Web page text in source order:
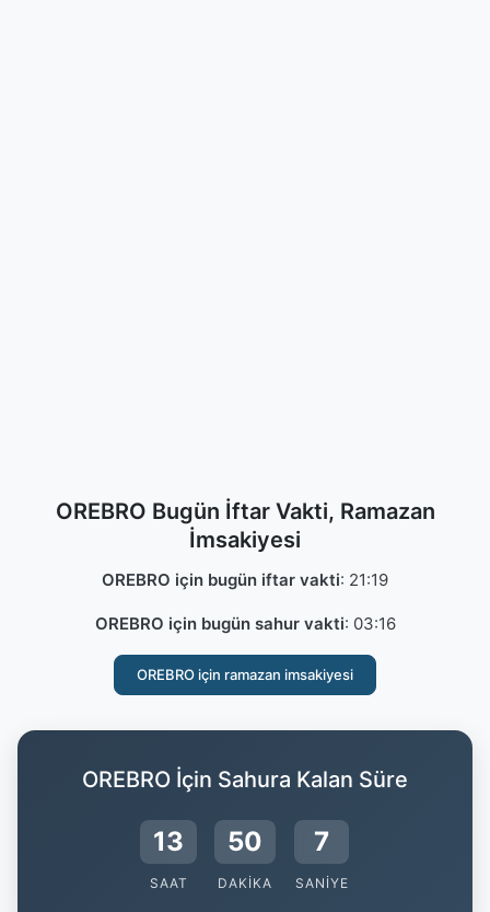
OREBRO Bugün İftar Vakti, Ramazan
İmsakiyesi
OREBRO için bugün iftar vakti: 21:19
OREBRO için bugün sahur vakti: 03:16
OREBRO için ramazan imsakiyesi
OREBRO İçin Sahura Kalan Süre
13
SAAT
50
DAKIKA
7
SANIYE